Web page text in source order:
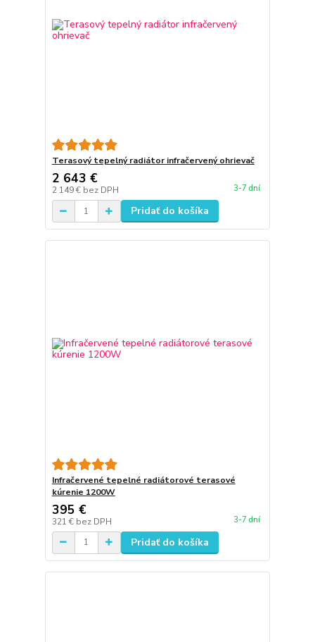
Terasový tepelný radiátor infračervený ohrievač
2 643 €
2 149 € bez DPH 3-7 dní
Pridať do košíka
Infračervené tepelné radiátorové terasové
kúrenie 1200W
395 €
321 € bez DPH 3-7 dní
Pridať do košíka